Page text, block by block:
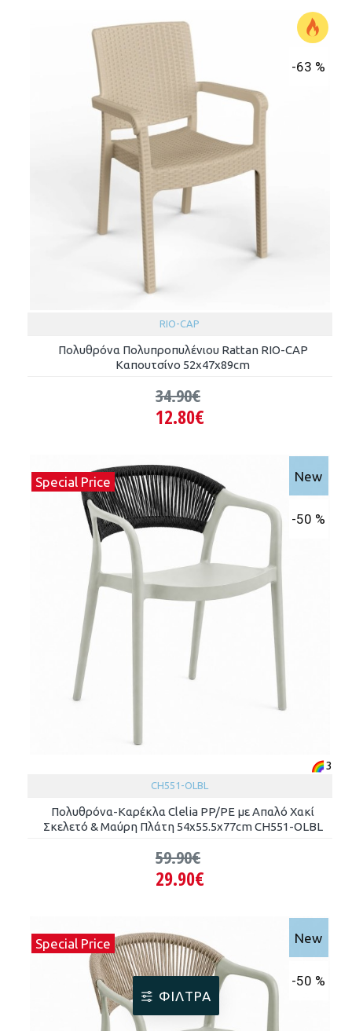
-63 %
RIO-CAP
Πολυθρόνα Πολυπροπυλένιου Rattan RIO-CAP
Καπουτσίνο 52x47x89cm
12.80€
34.90€
Special Price New
-50 %
3
CH551-OLBL
Πολυθρόνα-Καρέκλα Clelia PP/PE με Απαλό Χακί
Σκελετό & Μαύρη Πλάτη 54x55.5x77cm CH551-OLBL
29.90€
59.90€
Special Price New
-50 %
ΦΊΛΤΡΑ